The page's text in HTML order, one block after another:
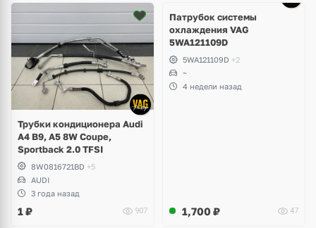
Трубки кондиционера Audi
A4 B9, A5 8W Coupe,
Sportback 2.0 TFSI
8W0816721BD +5
AUDI
3 года назад
1 ₽ 907
Патрубок системы
охлаждения VAG
5WA121109D
5WA121109D +2
~
4 недели назад
1,700 ₽ 47